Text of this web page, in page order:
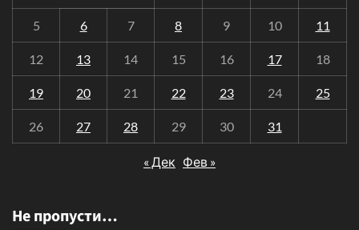
5 6 7 8 9 10 11
12 13 14 15 16 17 18
19 20 21 22 23 24 25
26 27 28 29 30 31
« Дек Фев »
Не пропусти…